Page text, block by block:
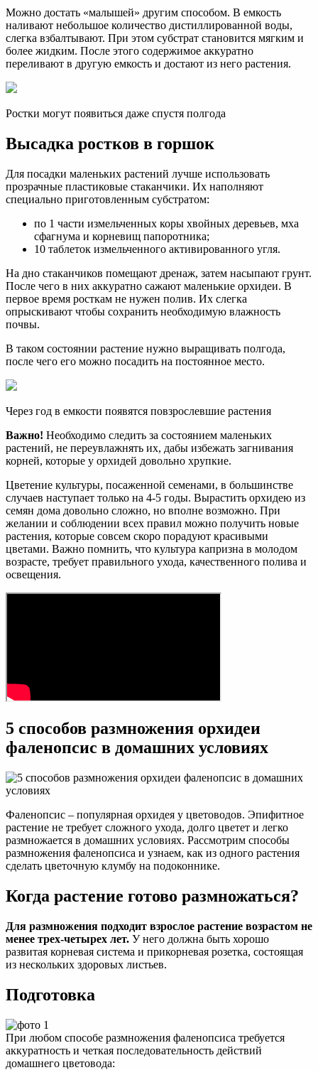
Можно достать «малышей» другим способом. В емкость
наливают небольшое количество дистиллированной воды,
слегка взбалтывают. При этом субстрат становится мягким и
более жидким. После этого содержимое аккуратно
переливают в другую емкость и достают из него растения.
Ростки могут появиться даже спустя полгода
Высадка ростков в горшок
Для посадки маленьких растений лучше использовать
прозрачные пластиковые стаканчики. Их наполняют
специально приготовленным субстратом:
по 1 части измельченных коры хвойных деревьев, мха
сфагнума и корневищ папоротника;
10 таблеток измельченного активированного угля.
На дно стаканчиков помещают дренаж, затем насыпают грунт.
После чего в них аккуратно сажают маленькие орхидеи. В
первое время росткам не нужен полив. Их слегка
опрыскивают чтобы сохранить необходимую влажность
почвы.
В таком состоянии растение нужно выращивать полгода,
после чего его можно посадить на постоянное место.
Через год в емкости появятся повзрослевшие растения
Важно! Необходимо следить за состоянием маленьких
растений, не переувлажнять их, дабы избежать загнивания
корней, которые у орхидей довольно хрупкие.
Цветение культуры, посаженной семенами, в большинстве
случаев наступает только на 4-5 годы. Вырастить орхидею из
семян дома довольно сложно, но вполне возможно. При
желании и соблюдении всех правил можно получить новые
растения, которые совсем скоро порадуют красивыми
цветами. Важно помнить, что культура капризна в молодом
возрасте, требует правильного ухода, качественного полива и
освещения.
5 способов размножения орхидеи
фаленопсис в домашних условиях
Фаленопсис – популярная орхидея у цветоводов. Эпифитное
растение не требует сложного ухода, долго цветет и легко
размножается в домашних условиях. Рассмотрим способы
размножения фаленопсиса и узнаем, как из одного растения
сделать цветочную клумбу на подоконнике.
Когда растение готово размножаться?
Для размножения подходит взрослое растение возрастом не
менее трех-четырех лет. У него должна быть хорошо
развитая корневая система и прикорневая розетка, состоящая
из нескольких здоровых листьев.
Подготовка
При любом способе размножения фаленопсиса требуется
аккуратность и четкая последовательность действий
домашнего цветовода: